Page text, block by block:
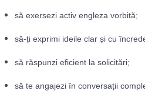
să exersezi activ engleza vorbită;
să-ți exprimi ideile clar și cu
să răspunzi eficient la solicitări;
să te angajezi în conversații